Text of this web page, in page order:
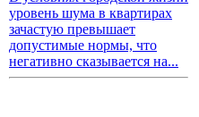
уровень шума в квартирах
зачастую превышает
допустимые нормы, что
негативно сказывается на...